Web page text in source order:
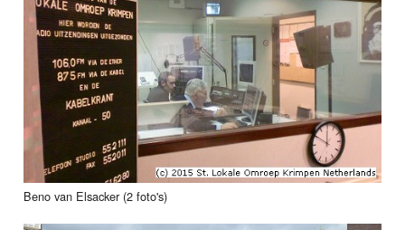
Beno van Elsacker (2 foto's)